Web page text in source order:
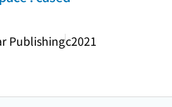
Publishingc2021